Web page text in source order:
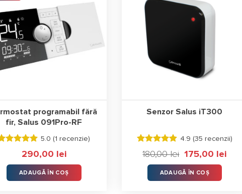
programabil fără
fir, Salus 091Pro-RF
Evaluat la
stele
din 5
5.0 (1 recenzie)
290,00 lei
ADAUGĂ ÎN COȘ
Senzor Salus iT300
Evaluat la
4.89stele
din 5
4.9 (35 recenzii)
180,00lei
Prețul
inițial
a
fost:
180,00 lei.
175,00 leiPrețul
ADAUGĂ ÎN COȘ